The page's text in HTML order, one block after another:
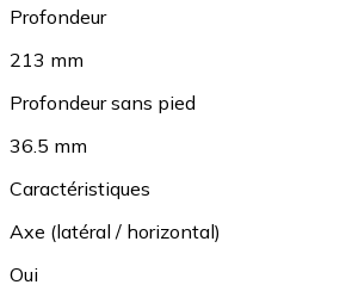
Profondeur
213 mm
Profondeur sans pied
36.5 mm
Caractéristiques
Axe (latéral / horizontal)
Oui